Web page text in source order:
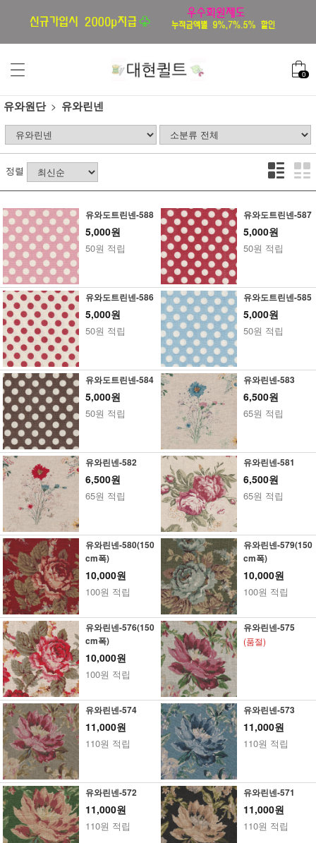
0
유와원단 유와린넨
정렬
유와도트린넨-588
5,000원
50원 적립
유와도트린넨-587
5,000원
50원 적립
유와도트린넨-586
5,000원
50원 적립
유와도트린넨-585
5,000원
50원 적립
유와도트린넨-584
5,000원
50원 적립
유와린넨-583
6,500원
65원 적립
유와린넨-582
6,500원
65원 적립
유와린넨-581
6,500원
65원 적립
유와린넨-580(150
cm폭)
10,000원
100원 적립
유와린넨-579(150
cm폭)
10,000원
100원 적립
유와린넨-576(150
cm폭)
10,000원
100원 적립
유와린넨-575
(품절)
유와린넨-574
11,000원
110원 적립
유와린넨-573
11,000원
110원 적립
유와린넨-572
11,000원
110원 적립
유와린넨-571
11,000원
110원 적립